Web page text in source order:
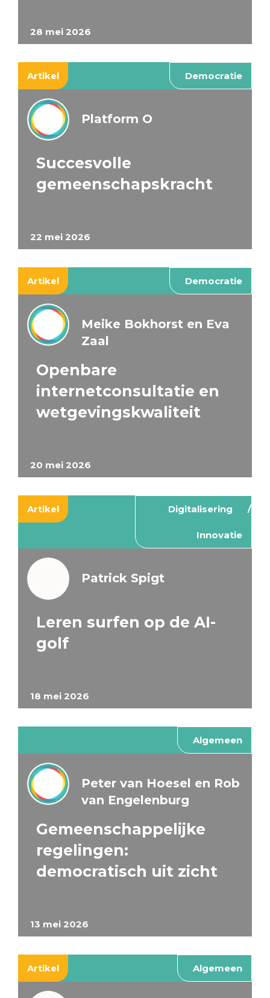
28 mei 2026
Artikel Democratie
22 mei 2026
Platform O
Succesvolle
gemeenschapskracht
Artikel Democratie
20 mei 2026
Meike Bokhorst en Eva
Zaal
Openbare
internetconsultatie en
wetgevingskwaliteit
Artikel Digitalisering
Innovatie
18 mei 2026
Patrick Spigt
Leren surfen op de AI-
golf
Algemeen
13 mei 2026
Peter van Hoesel en Rob
van Engelenburg
Gemeenschappelijke
regelingen:
democratisch uit zicht
Artikel Algemeen